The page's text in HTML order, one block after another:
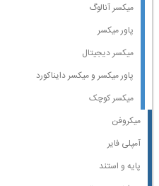
میکسر آنالوگ
پاور میکسر
میکسر دیجیتال
پاور میکسر و میکسر دایناکورد
میکسر کوچک
میکروفن
آمپلی فایر
پایه و استند